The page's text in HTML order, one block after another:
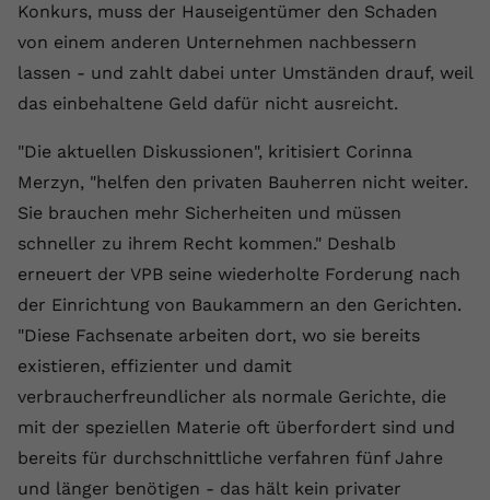
Konkurs, muss der Hauseigentümer den Schaden
von einem anderen Unternehmen nachbessern
lassen - und zahlt dabei unter Umständen drauf, weil
das einbehaltene Geld dafür nicht ausreicht.
"Die aktuellen Diskussionen", kritisiert Corinna
Merzyn, "helfen den privaten Bauherren nicht weiter.
Sie brauchen mehr Sicherheiten und müssen
schneller zu ihrem Recht kommen." Deshalb
erneuert der VPB seine wiederholte Forderung nach
der Einrichtung von Baukammern an den Gerichten.
"Diese Fachsenate arbeiten dort, wo sie bereits
existieren, effizienter und damit
verbraucherfreundlicher als normale Gerichte, die
mit der speziellen Materie oft überfordert sind und
bereits für durchschnittliche verfahren fünf Jahre
und länger benötigen - das hält kein privater
Laufzeit Session
Zweck
YouTube setzt diesen Cookie, um die
speichern, der eingebettete YouTube-
Name yt.innertube::requests
Anbieter youtube.com
Laufzeit Session
Zweck
Dieser von YouTube gesetzte Cookie
registriert eine eindeutige ID, um
Daten darüber zu speichern, welche
Videos von YouTube der Nutzer